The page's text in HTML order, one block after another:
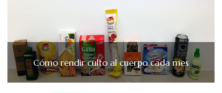
Cómo rendir culto al cuerpo cada mes